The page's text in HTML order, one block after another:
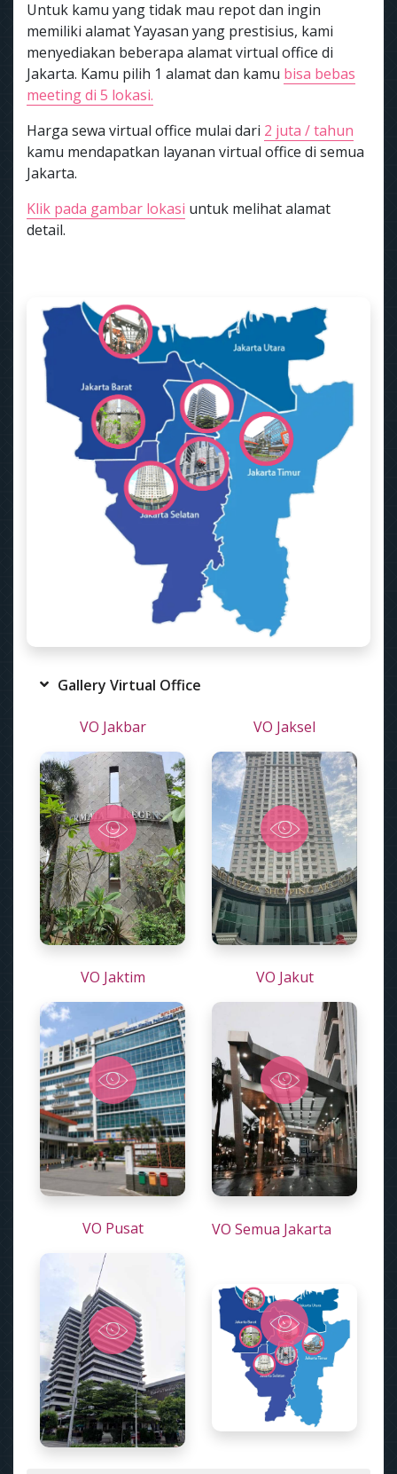
Untuk kamu yang tidak mau repot dan ingin
memiliki alamat Yayasan yang prestisius, kami
menyediakan beberapa alamat virtual office di
Jakarta. Kamu pilih 1 alamat dan kamu bisa bebas
meeting di 5 lokasi.
Harga sewa virtual office mulai dari 2 juta / tahun
kamu mendapatkan layanan virtual office di semua
Jakarta.
Klik pada gambar lokasi untuk melihat alamat
detail.
Gallery Virtual Office
VO Jakbar VO Jaksel
VO Jaktim VO Jakut
VO Pusat VO Semua Jakarta